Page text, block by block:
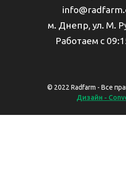
м. Днепр, ул. М.
Работаем с
© 2022 Radfarm - Все
Дизайн -